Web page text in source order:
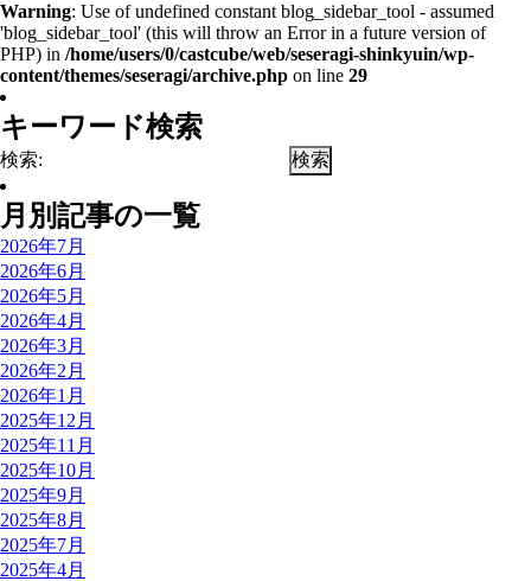
Warning: Use of undefined constant blog_sidebar_tool - assumed
'blog_sidebar_tool' (this will throw an Error in a future version of
PHP) in /home/users/0/castcube/web/seseragi-shinkyuin/wp-
content/themes/seseragi/archive.php on line 29
キーワード検索
検索:
月別記事の一覧
2026年7月
2026年6月
2026年5月
2026年4月
2026年3月
2026年2月
2026年1月
2025年12月
2025年11月
2025年10月
2025年9月
2025年8月
2025年7月
2025年4月